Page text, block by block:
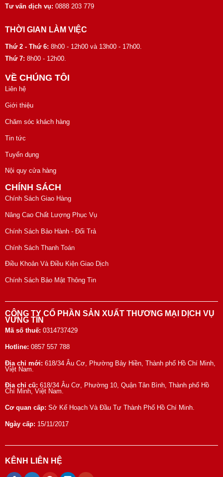
Tư vấn dịch vụ: 0888 203 779
THỜI GIAN LÀM VIỆC
Thứ 2 - Thứ 6: 8h00 - 12h00 và 13h00 - 17h00.
Thứ 7: 8h00 - 12h00.
VỀ CHÚNG TÔI
Liên hệ
Giới thiệu
Chăm sóc khách hàng
Tin tức
Tuyển dụng
Nội quy cửa hàng
CHÍNH SÁCH
Chính Sách Giao Hàng
Nâng Cao Chất Lượng Phục Vụ
Chính Sách Bảo Hành - Đổi Trả
Chính Sách Thanh Toán
Điều Khoản Và Điều Kiện Giao Dịch
Chính Sách Bảo Mật Thông Tin
CÔNG TY CỔ PHẦN SẢN XUẤT THƯƠNG MẠI DỊCH VỤ
VỮNG TÍN
Mã số thuế: 0314737429
Hotline: 0857 557 788
Địa chỉ mới: 618/34 Âu Cơ, Phường Bảy Hiền, Thành phố Hồ Chí Minh,
Việt Nam.
Địa chỉ cũ: 618/34 Âu Cơ, Phường 10, Quận Tân Bình, Thành phố Hồ
Chí Minh, Việt Nam.
Cơ quan cấp: Sở Kế Hoạch Và Đầu Tư Thành Phố Hồ Chí Minh.
Ngày cấp: 15/11/2017
KÊNH LIÊN HỆ